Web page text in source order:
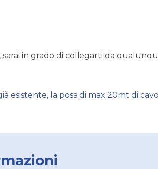
in grado di collegarti da
esistente, la posa di max 20mt di